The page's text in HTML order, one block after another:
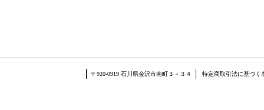
〒920-0919 石川県金沢市南町３－３４ 特定商取引法に基づく